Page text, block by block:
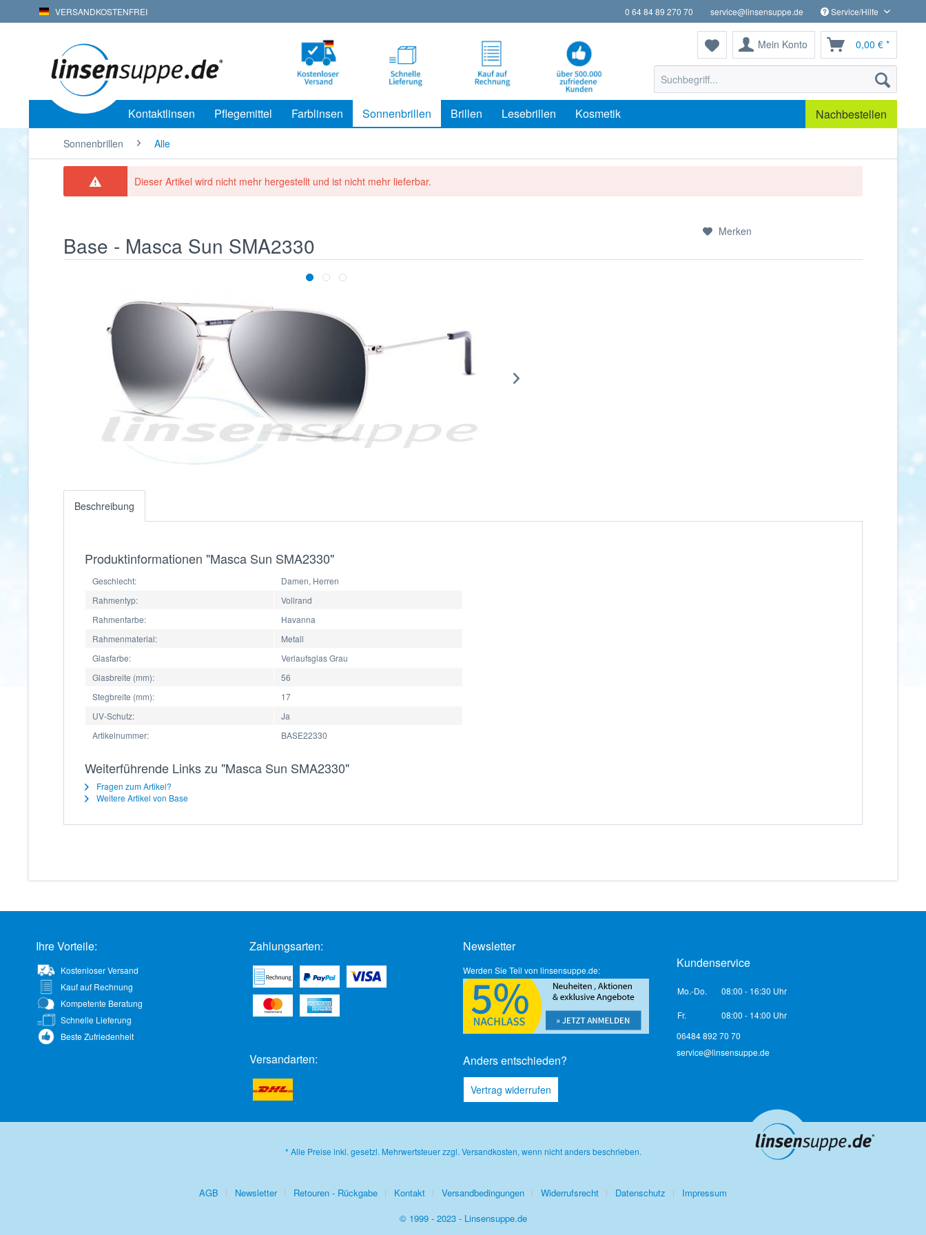
VERSANDKOSTENFREI 0 64 84 89 270 70 service@linsensuppe.de Service/Hilfe
Mein Konto 0,00 € *
Kontaktlinsen Pflegemittel Farblinsen Sonnenbrillen Brillen Lesebrillen Kosmetik Nachbestellen
Sonnenbrillen Alle
Dieser Artikel wird nicht mehr hergestellt und ist nicht mehr lieferbar.
Base - Masca Sun SMA2330
Merken
Beschreibung
Produktinformationen "Masca Sun SMA2330"
Geschlecht:
Damen, Herren
Rahmentyp:
Vollrand
Rahmenfarbe:
Havanna
Rahmenmaterial:
Metall
Glasfarbe:
Verlaufsglas Grau
Glasbreite (mm):
56
Stegbreite (mm):
17
UV-Schutz:
Ja
Artikelnummer:
BASE22330
Weiterführende Links zu "Masca Sun SMA2330"
Fragen zum Artikel?
Weitere Artikel von Base
Ihre Vorteile:
Kostenloser Versand
Kauf auf Rechnung
Kompetente Beratung
Schnelle Lieferung
Beste Zufriedenheit
Zahlungsarten:
Versandarten:
Newsletter
Werden Sie Teil von linsensuppe.de:
Anders entschieden?
Vertrag widerrufen
Kundenservice
Mo.-Do. 08:00 - 16:30 Uhr
Fr.
08:00 - 14:00 Uhr
06484 892 70 70
service@linsensuppe.de
* Alle Preise inkl. gesetzl. Mehrwertsteuer zzgl. Versandkosten, wenn nicht anders beschrieben.
AGB Newsletter Retouren - Rückgabe Kontakt Versandbedingungen Widerrufsrecht Datenschutz
Impressum
© 1999 - 2023 - Linsensuppe.de